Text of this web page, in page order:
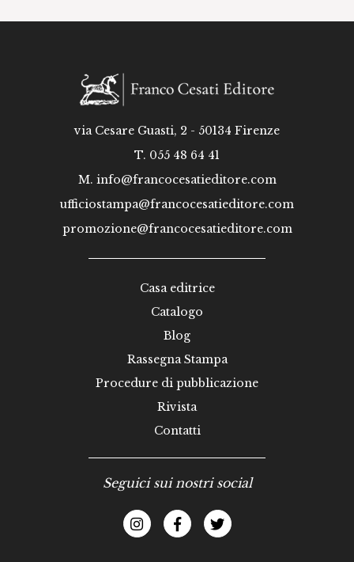
via Cesare Guasti, 2 - 50134 Firenze
T. 055 48 64 41
M. info@francocesatieditore.com
ufficiostampa@francocesatieditore.com
promozione@francocesatieditore.com
Casa editrice
Catalogo
Blog
Rassegna Stampa
Procedure di pubblicazione
Rivista
Contatti
Seguici sui nostri social